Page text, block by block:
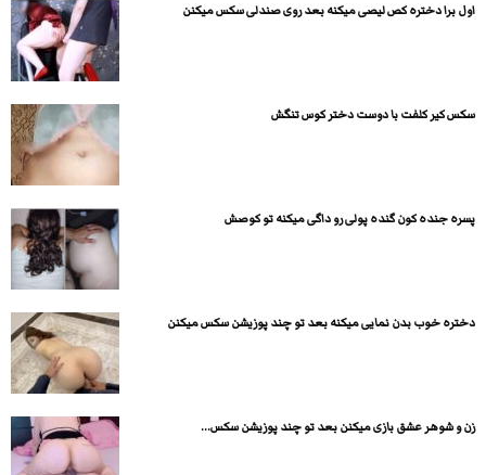
اول برا دختره کص لیصی میکنه بعد روی صندلی سکس میکنن
سکس کیر کلفت با دوست دختر کوس تنگش
پسره جنده کون گنده پولی رو داگی میکنه تو کوصش
دختره خوب بدن نمایی میکنه بعد تو چند پوزیشن سکس میکنن
زن و شوهر عشق بازی میکنن بعد تو چند پوزیشن سکس...